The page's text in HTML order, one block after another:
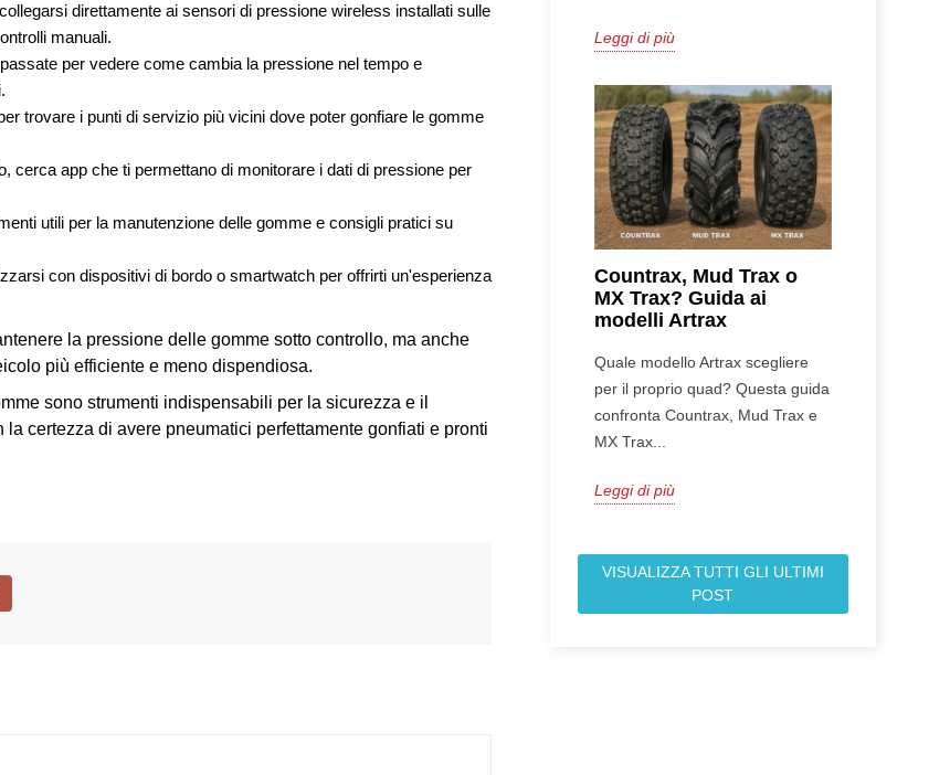
direttamente ai sensori di pressione wireless installati sulle
manuali.
per vedere come cambia la pressione nel tempo e
trovare i punti di servizio più vicini dove poter gonfiare le gomme
cerca app che ti permettano di monitorare i dati di pressione per
utili per la manutenzione delle gomme e consigli pratici su
con dispositivi di bordo o smartwatch per offrirti un'esperienza
la pressione delle gomme sotto controllo, ma anche
più efficiente e meno dispendiosa.
sono strumenti indispensabili per la sicurezza e il
certezza di avere pneumatici perfettamente gonfiati e pronti
Leggi di più
Countrax, Mud Trax o
MX Trax? Guida ai
modelli Artrax
Quale modello Artrax scegliere
per il proprio quad? Questa guida
confronta Countrax, Mud Trax e
MX Trax...
Leggi di più
VISUALIZZA TUTTI GLI ULTIMI
POST